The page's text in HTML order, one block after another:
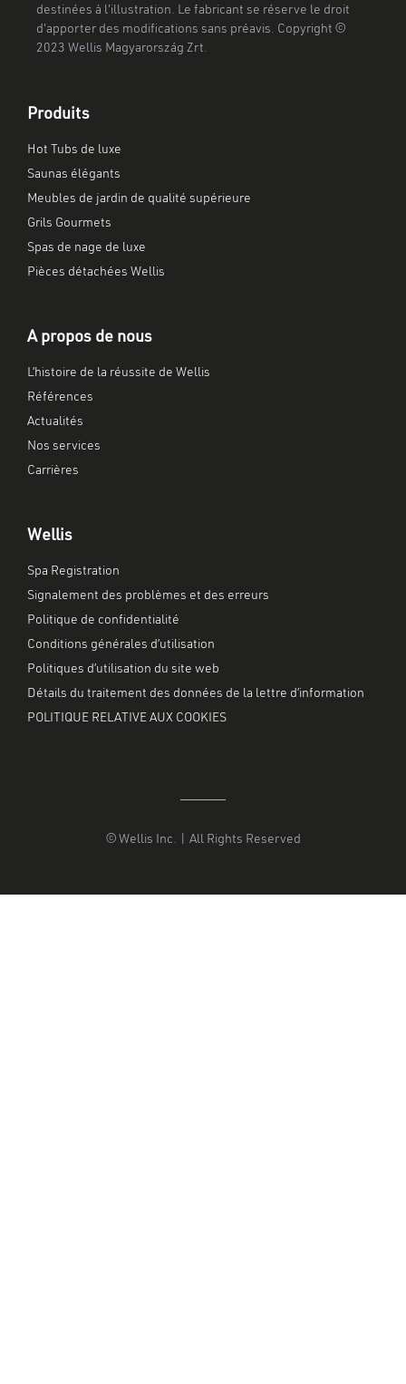
destinées à l'illustration. Le fabricant se réserve le droit
d'apporter des modifications sans préavis. Copyright ©
2023 Wellis Magyarország Zrt.
Produits
Hot Tubs de luxe
Saunas élégants
Meubles de jardin de qualité supérieure
Grils Gourmets
Spas de nage de luxe
Pièces détachées Wellis
A propos de nous
L’histoire de la réussite de Wellis
Références
Actualités
Nos services
Carrières
Wellis
Spa Registration
Signalement des problèmes et des erreurs
Politique de confidentialité
Conditions générales d’utilisation
Politiques d’utilisation du site web
Détails du traitement des données de la lettre d’information
POLITIQUE RELATIVE AUX COOKIES
© Wellis Inc. | All Rights Reserved